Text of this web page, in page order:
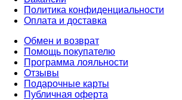
Политика конфиденциальности
Оплата и доставка
Обмен и возврат
Помощь покупателю
Программа лояльности
Отзывы
Подарочные карты
Публичная оферта